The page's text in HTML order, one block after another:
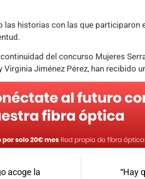
las historias con las que participaron
del concurso Mujeres
Virginia Jiménez Pérez, han recibido
acoge la
“Hay